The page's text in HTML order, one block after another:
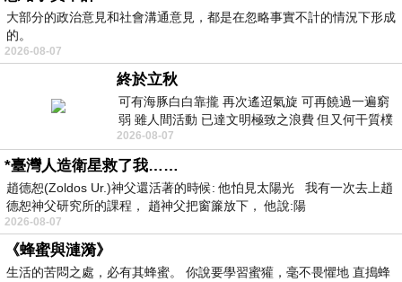
大部分的政治意見和社會溝通意見，都是在忽略事實不計的情況下形成
的。
2026-08-07
終於立秋
可有海豚白白靠攏 再次遙迢氣旋 可再饒過一遍窮
弱 雖人間活動 已達文明極致之浪費 但又何干質樸
者 只能白白陪葬
2026-08-07
*臺灣人造衛星救了我……
趙德恕(Zoldos Ur.)神父還活著的時候: 他怕見太陽光 我有一次去上趙
德恕神父研究所的課程， 趙神父把窗簾放下， 他說:陽
2026-08-07
《蜂蜜與漣漪》
生活的苦悶之處，必有其蜂蜜。 你說要學習蜜獾，毫不畏懼地 直搗蜂